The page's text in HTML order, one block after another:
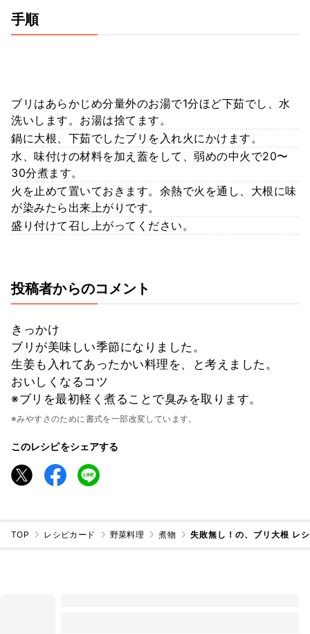
手順
ブリはあらかじめ分量外のお湯で1分ほど下茹でし、水
洗いします。お湯は捨てます。
鍋に大根、下茹でしたブリを入れ火にかけます。
水、味付けの材料を加え蓋をして、弱めの中火で20〜
30分煮ます。
火を止めて置いておきます。余熱で火を通し、大根に味
が染みたら出来上がりです。
盛り付けて召し上がってください。
投稿者からのコメント
きっかけ
ブリが美味しい季節になりました。
生姜も入れてあったかい料理を、と考えました。
おいしくなるコツ
※ブリを最初軽く煮ることで臭みを取ります。
※みやすさのために書式を一部改変しています。
このレシピをシェアする
TOP レシピカード 野菜料理 煮物 失敗無し！の、ブリ大根 レ